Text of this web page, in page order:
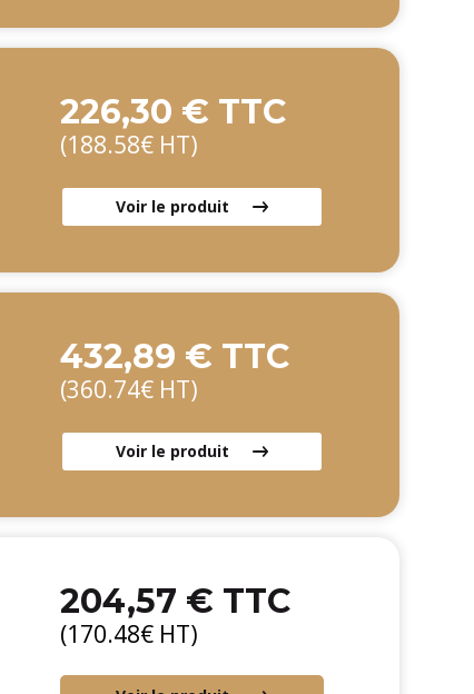
226,30 € TTC
(188.58€ HT)
Voir le produit
432,89 € TTC
(360.74€ HT)
Voir le produit
204,57 € TTC
(170.48€ HT)